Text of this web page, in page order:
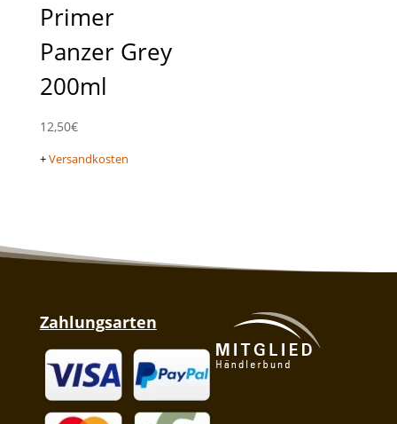
Primer
Panzer Grey
200ml
12,50€
+Versandkosten
Zahlungsarten